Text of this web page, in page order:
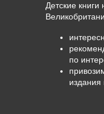
Детские книги
по
издания